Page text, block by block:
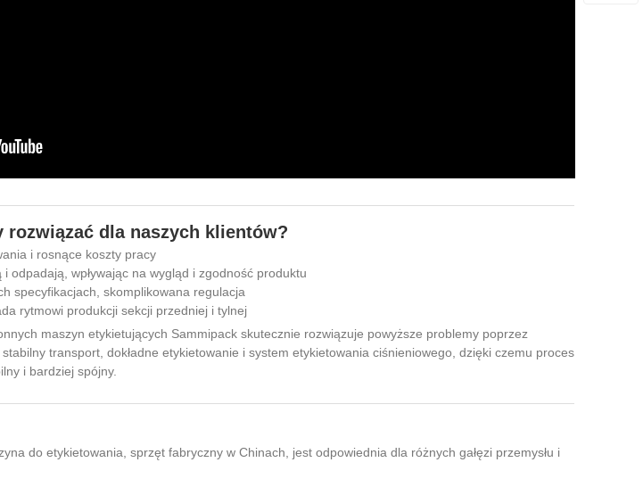
rozwiązać dla naszych klientów?
i rosnące koszty pracy
odpadają, wpływając na wygląd i zgodność produktu
specyfikacjach, skomplikowana regulacja
rytmowi produkcji sekcji przedniej i tylnej
maszyn etykietujących Sammipack skutecznie rozwiązuje powyższe problemy poprzez
transport, dokładne etykietowanie i system etykietowania ciśnieniowego, dzięki czemu proces
i bardziej spójny.
do etykietowania, sprzęt fabryczny w Chinach, jest odpowiednia dla różnych gałęzi przemysłu i